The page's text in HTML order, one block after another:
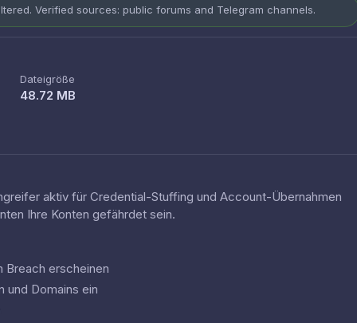
Verified sources: public forums and Telegram channels.
Dateigröße
48.72 MB
aktiv für Credential-Stuffing und Account-Übernahmen
Ihre Konten gefährdet sein.
Breach erscheinen
und Domains ein